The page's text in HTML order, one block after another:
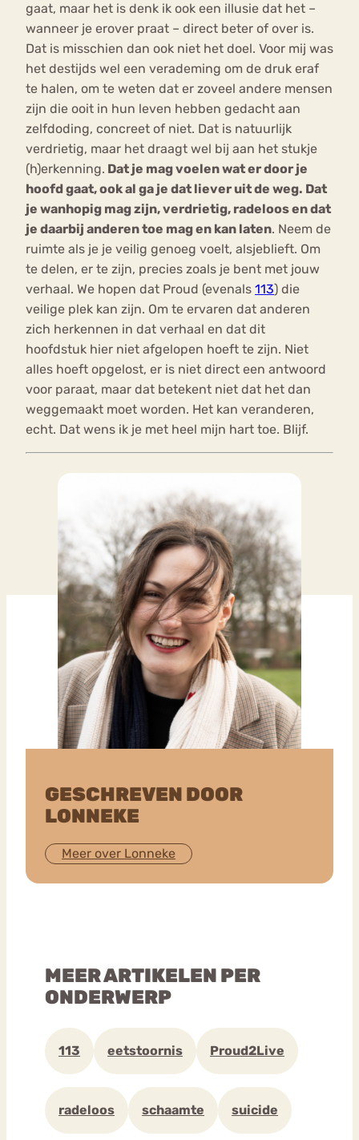
gaat, maar het is denk ik ook een illusie dat het –
wanneer je erover praat – direct beter of over is.
Dat is misschien dan ook niet het doel. Voor mij was
het destijds wel een verademing om de druk eraf
te halen, om te weten dat er zoveel andere mensen
zijn die ooit in hun leven hebben gedacht aan
zelfdoding, concreet of niet. Dat is natuurlijk
verdrietig, maar het draagt wel bij aan het stukje
(h)erkenning. Dat je mag voelen wat er door je
hoofd gaat, ook al ga je dat liever uit de weg. Dat
je wanhopig mag zijn, verdrietig, radeloos en dat
je daarbij anderen toe mag en kan laten. Neem de
ruimte als je je veilig genoeg voelt, alsjeblieft. Om
te delen, er te zijn, precies zoals je bent met jouw
verhaal. We hopen dat Proud (evenals 113) die
veilige plek kan zijn. Om te ervaren dat anderen
zich herkennen in dat verhaal en dat dit
hoofdstuk hier niet afgelopen hoeft te zijn. Niet
alles hoeft opgelost, er is niet direct een antwoord
voor paraat, maar dat betekent niet dat het dan
weggemaakt moet worden. Het kan veranderen,
echt. Dat wens ik je met heel mijn hart toe. Blijf.
GESCHREVEN DOOR
LONNEKE
Meer over Lonneke
MEER ARTIKELEN PER
ONDERWERP
113 eetstoornis Proud2Live
radeloos schaamte suicide